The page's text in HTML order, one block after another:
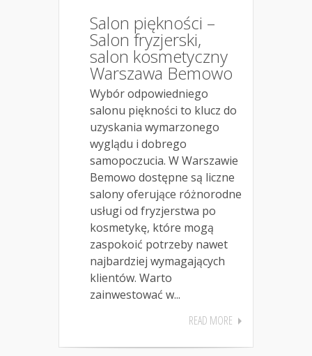
Salon piękności –
Salon fryzjerski,
salon kosmetyczny
Warszawa Bemowo
Wybór odpowiedniego
salonu piękności to klucz do
uzyskania wymarzonego
wyglądu i dobrego
samopoczucia. W Warszawie
Bemowo dostępne są liczne
salony oferujące różnorodne
usługi od fryzjerstwa po
kosmetykę, które mogą
zaspokoić potrzeby nawet
najbardziej wymagających
klientów. Warto
zainwestować w...
READ MORE